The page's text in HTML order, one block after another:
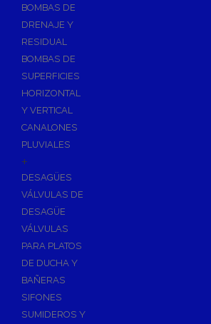
BOMBAS DE
DRENAJE Y
RESIDUAL
BOMBAS DE
SUPERFICIES
HORIZONTAL
Y VERTICAL
CANALONES
PLUVIALES
+
DESAGÜES
VÁLVULAS DE
DESAGÜE
VÁLVULAS
PARA PLATOS
DE DUCHA Y
BAÑERAS
SIFONES
SUMIDEROS Y